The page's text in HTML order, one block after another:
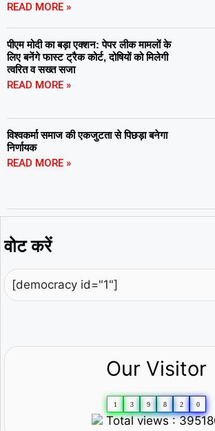
READ MORE »
पीएम मोदी का बड़ा एक्शन: पेपर लीक मामलों के
लिए बनेंगे फास्ट ट्रैक कोर्ट, दोषियों को मिलेगी
त्वरित व सख्त सजा
READ MORE »
विश्वकर्मा समाज की एकजुटता से पिछड़ा बनेगा
निर्णायक
READ MORE »
वोट करें
[democracy id="1"]
Our Visitor
1 3 9 8 2 0
Total views :